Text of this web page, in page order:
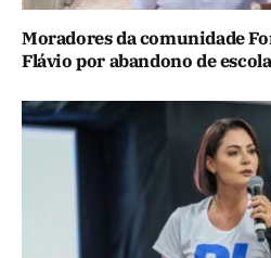
Moradores da comunidade
Flávio por abandono de escola